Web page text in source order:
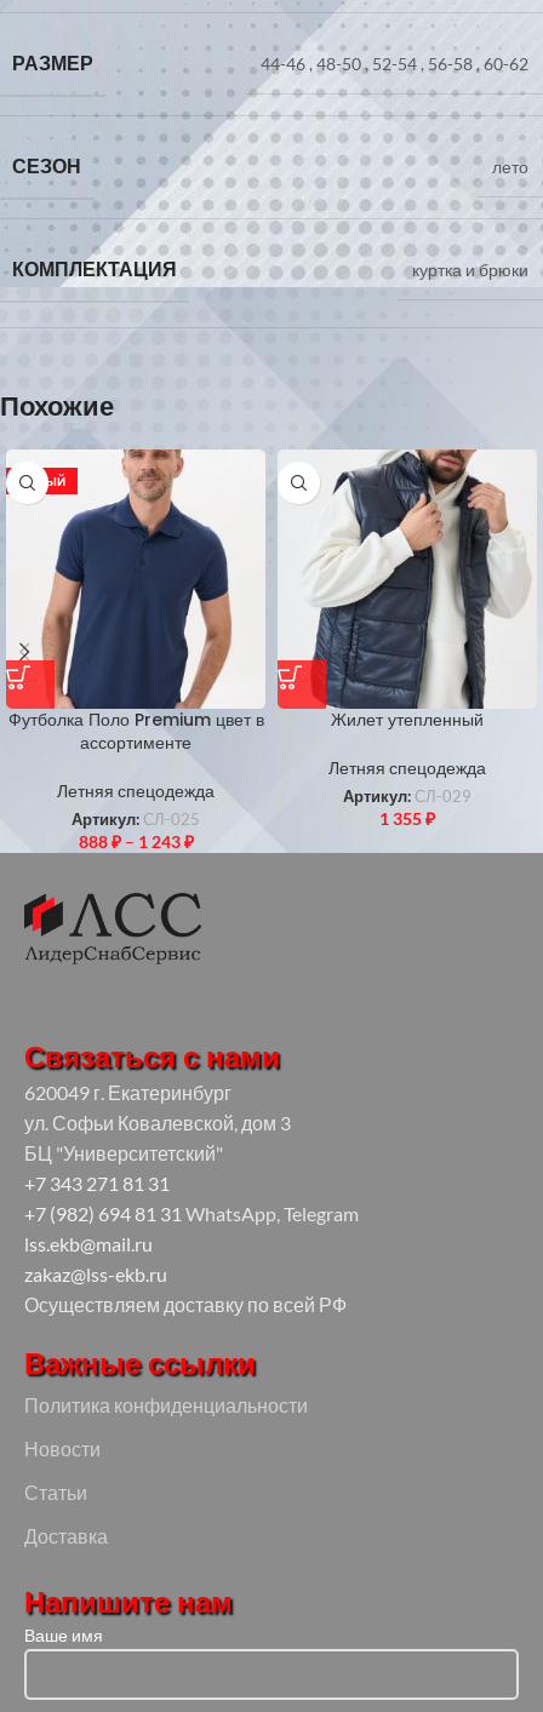
РАЗМЕР 44-46, 48-50, 52-54, 56-58,60-62
СЕЗОН лето
КОМПЛЕКТАЦИЯ куртка и брюки
Похожие
НОВЫЙ
Футболка Поло Premium цвет в
ассортименте
Летняя спецодежда
Артикул: СЛ-025
888₽ – 1 243₽
Жилет утепленный
Летняя спецодежда
Артикул: СЛ-029
1 355₽
Связаться с нами
620049 г. Екатеринбург
ул. Софьи Ковалевской, дом 3
БЦ "Университетский"
+7 343 271 81 31
+7 (982) 694 81 31 WhatsApp, Telegram
lss.ekb@mail.ru
zakaz@lss-ekb.ru
Осуществляем доставку по всей РФ
Важные ссылки
Политика конфиденциальности
Новости
Статьи
Доставка
Напишите нам
Ваше имя